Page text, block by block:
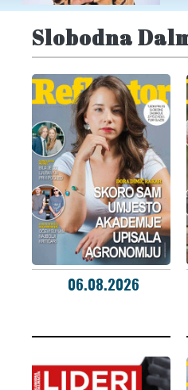
Slobodna
06.08.2026